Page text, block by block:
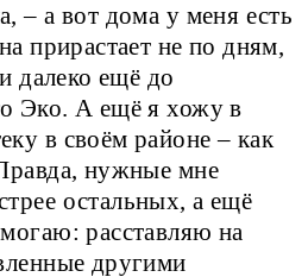
– а вот дома у меня есть
прирастает не по дням,
далеко ещё до
Эко. А ещё я хожу в
в своём районе – как
нужные мне
остальных, а ещё
расставляю на
другими